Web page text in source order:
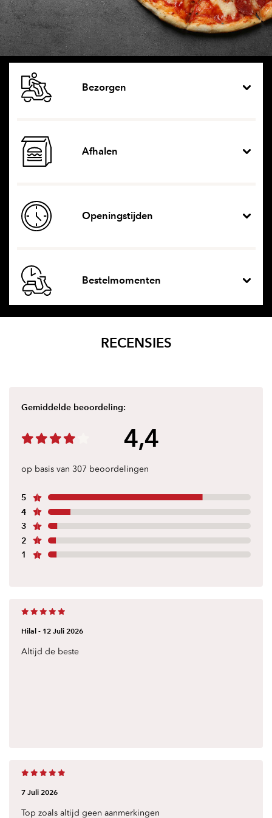
Bezorgen
Afhalen
Openingstijden
Bestelmomenten
RECENSIES
Gemiddelde beoordeling:
4,4
op basis van 307 beoordelingen
5
4
3
2
1
Hilal - 12 Juli 2026
Altijd de beste
7 Juli 2026
Top zoals altijd geen aanmerkingen